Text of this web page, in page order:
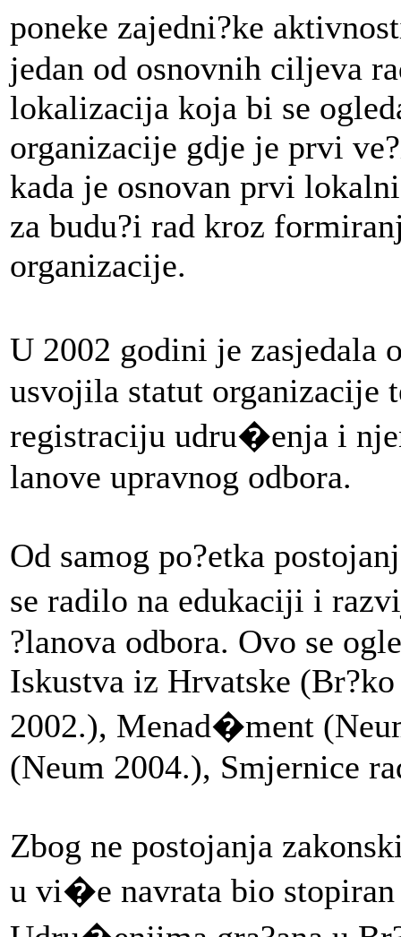
poneke zajedni?ke
jedan od osnovnih ciljeva
lokalizacija koja bi se
organizacije gdje je prvi
kada je osnovan prvi
za budu?i rad kroz
organizacije.
U 2002 godini je zasjedala
usvojila statut organizacije
registraciju udru�enja i
lanove upravnog odbora.
Od samog po?etka
se radilo na edukaciji i
?lanova odbora. Ovo se
Iskustva iz Hrvatske
2002.), Menad�ment
(Neum 2004.), Smjernice
Zbog ne postojanja
u vi�e navrata bio stopiran